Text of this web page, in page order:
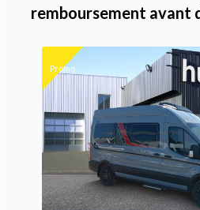
remboursement avant
Promo